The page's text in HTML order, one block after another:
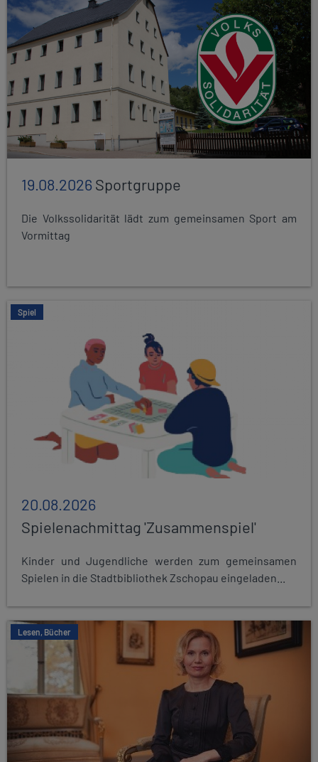
19.08.2026Sportgruppe
Die Volkssolidarität lädt zum gemeinsamen Sport am
Vormittag
Spiel
20.08.2026
Spielenachmittag 'Zusammenspiel'
Kinder und Jugendliche werden zum gemeinsamen
Spielen in die Stadtbibliothek Zschopau eingeladen...
Lesen, Bücher